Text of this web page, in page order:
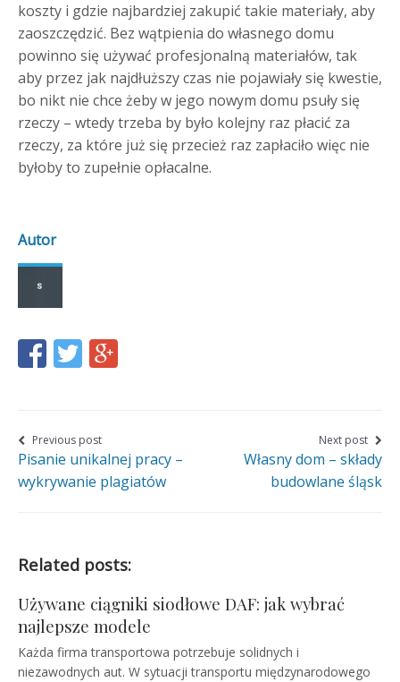
koszty i gdzie najbardziej zakupić takie materiały, aby
zaoszczędzić. Bez wątpienia do własnego domu
powinno się używać profesjonalną materiałów, tak
aby przez jak najdłuższy czas nie pojawiały się kwestie,
bo nikt nie chce żeby w jego nowym domu psuły się
rzeczy – wtedy trzeba by było kolejny raz płacić za
rzeczy, za które już się przecież raz zapłaciło więc nie
byłoby to zupełnie opłacalne.
Autor
Share
on
Facebook
Share
on
Twitter
Share
on
Google+
Nawigacja
wpisu
Previous post
Pisanie unikalnej pracy –
wykrywanie plagiatów
Next post
Własny dom – składy
budowlane śląsk
Related posts:
Używane ciągniki siodłowe DAF: jak wybrać
najlepsze modele
Każda firma transportowa potrzebuje solidnych i
niezawodnych aut. W sytuacji transportu międzynarodowego